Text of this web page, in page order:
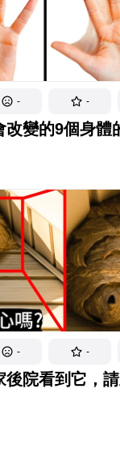
- -
改變的9個身體
- -
後院看到它，